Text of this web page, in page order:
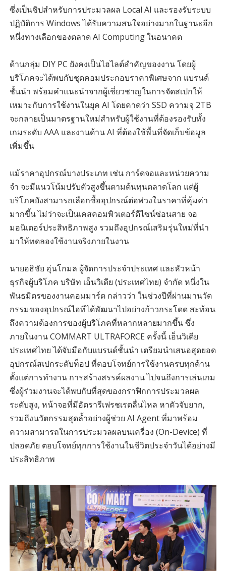
ซึ่งเป็นชิปสำหรับการประมวลผล Local AI และรองรับระบบ
ปฏิบัติการ Windows ได้รับความสนใจอย่างมากในฐานะอีก
หนึ่งทางเลือกของตลาด AI Computing ในอนาคต
ด้านกลุ่ม DIY PC ยังคงเป็นไฮไลต์สำคัญของงาน โดยผู้
บริโภคจะได้พบกับชุดคอมประกอบราคาพิเศษจาก แบรนด์
ชั้นนำ พร้อมคำแนะนำจากผู้เชี่ยวชาญในการจัดสเปกให้
เหมาะกับการใช้งานในยุค AI โดยคาดว่า SSD ความจุ 2TB
จะกลายเป็นมาตรฐานใหม่สำหรับผู้ใช้งานที่ต้องรองรับทั้ง
เกมระดับ AAA และงานด้าน AI ที่ต้องใช้พื้นที่จัดเก็บข้อมูล
เพิ่มขึ้น
แม้ราคาอุปกรณ์บางประเภท เช่น การ์ดจอและหน่วยความ
จำ จะมีแนวโน้มปรับตัวสูงขึ้นตามต้นทุนตลาดโลก แต่ผู้
บริโภคยังสามารถเลือกซื้ออุปกรณ์ต่อพ่วงในราคาที่คุ้มค่า
มากขึ้น ไม่ว่าจะเป็นเคสคอมพิวเตอร์ดีไซน์ซ่อนสาย จอ
มอนิเตอร์ประสิทธิภาพสูง รวมถึงอุปกรณ์เสริมรุ่นใหม่ที่นำ
มาให้ทดลองใช้งานจริงภายในงาน
นายอธิชัย อุ่นโกมล ผู้จัดการประจำประเทศ และหัวหน้า
ธุรกิจผู้บริโภค บริษัท เอ็นวิเดีย (ประเทศไทย) จำกัด หนึ่งใน
พันธมิตรของงานคอมมาร์ต กล่าวว่า ในช่วงปีที่ผ่านมานวัต
กรรมของอุปกรณ์ไอทีได้พัฒนาไปอย่างก้าวกระโดด สะท้อน
ถึงความต้องการของผู้บริโภคที่หลากหลายมากขึ้น ซึ่ง
ภายในงาน COMMART ULTRAFORCE ครั้งนี้ เอ็นวิเดีย
ประเทศไทย ได้จับมือกับแบรนด์ชั้นนำ เตรียมนำเสนอสุดยอด
อุปกรณ์สเปกระดับท็อป ที่ตอบโจทย์การใช้งานครบทุกด้าน
ตั้งแต่การทำงาน การสร้างสรรค์ผลงาน ไปจนถึงการเล่นเกม
ซึ่งผู้ร่วมงานจะได้พบกับที่สุดของกราฟิกการประมวลผล
ระดับสูง, หน้าจอที่มีอัตรารีเฟรชเรตลื่นไหล หาตัวจับยาก,
รวมถึงนวัตกรรมสุดล้ำอย่างผู้ช่วย AI Agent ที่มาพร้อม
ความสามารถในการประมวลผลบนเครื่อง (On-Device) ที่
ปลอดภัย ตอบโจทย์ทุกการใช้งานในชีวิตประจำวันได้อย่างมี
ประสิทธิภาพ